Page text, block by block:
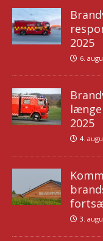
2025
6.
2025
4.
3.